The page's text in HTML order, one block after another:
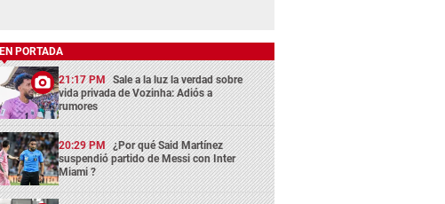
EN PORTADA
21:17 PM Sale a la luz la verdad sobre
vida privada de Vozinha: Adiós a
rumores
20:29 PM ¿Por qué Said Martínez
suspendió partido de Messi con Inter
Miami ?